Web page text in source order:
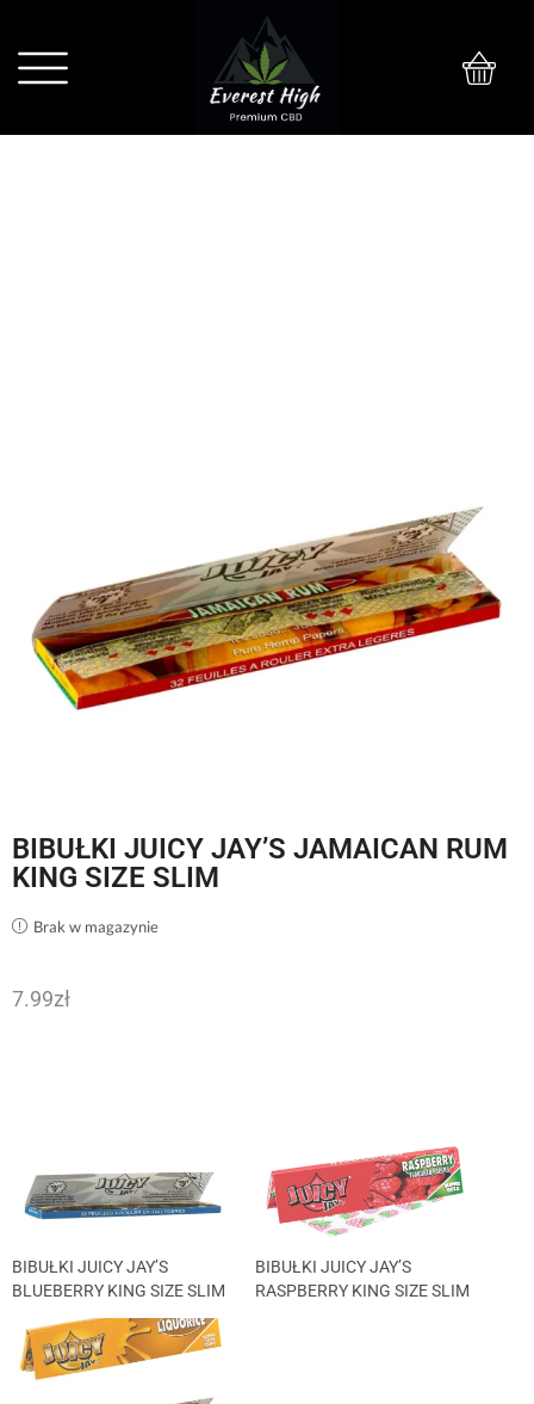
BIBUŁKI JUICY JAY’S JAMAICAN RUM
KING SIZE SLIM
Brak w magazynie
7.99zł
BIBUŁKI JUICY JAY’S
BLUEBERRY KING SIZE SLIM
BIBUŁKI JUICY JAY’S
RASPBERRY KING SIZE SLIM